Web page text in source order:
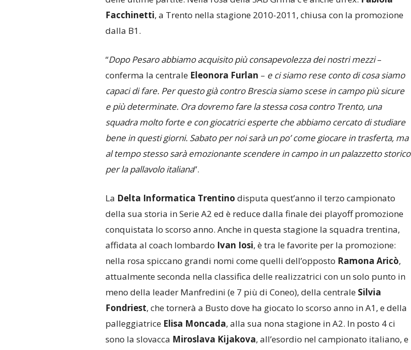
Facchinetti, a Trento nella stagione 2010-2011, chiusa con la promozione
dalla B1.
“Dopo Pesaro abbiamo acquisito più consapevolezza dei nostri mezzi–
conferma la centrale Eleonora Furlan – e ci siamo rese conto di cosa siamo
capaci di fare. Per questo già contro Brescia siamo scese in campo più sicure
e più determinate. Ora dovremo fare la stessa cosa contro Trento, una
squadra molto forte e con giocatrici esperte che abbiamo cercato di studiare
bene in questi giorni. Sabato per noi sarà un po’ come giocare in trasferta, ma
al tempo stesso sarà emozionante scendere in campo in un palazzetto storico
per la pallavolo italiana”.
La Delta Informatica Trentino disputa quest’anno il terzo campionato
della sua storia in Serie A2 ed è reduce dalla finale dei playoff promozione
conquistata lo scorso anno. Anche in questa stagione la squadra trentina,
affidata al coach lombardo Ivan Iosi, è tra le favorite per la promozione:
nella rosa spiccano grandi nomi come quelli dell’opposto Ramona Aricò,
attualmente seconda nella classifica delle realizzatrici con un solo punto in
meno della leader Manfredini (e 7 più di Coneo), della centrale Silvia
Fondriest, che tornerà a Busto dove ha giocato lo scorso anno in A1, e della
palleggiatriceElisa Moncada, alla sua nona stagione in A2. In posto 4 ci
sono la slovacca Miroslava Kijakova, all’esordio nel campionato italiano, e